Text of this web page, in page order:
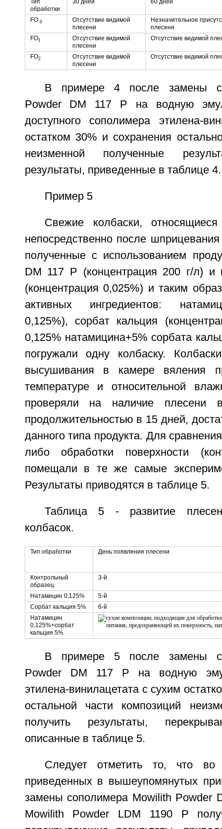
обработки
FO0
Отсутствие видимой
плесени
Незначительное
плесени
FO1
Отсутствие видимой
плесени
Отсутствие видимой
FO2
Отсутствие видимой
плесени
Отсутствие видимой
В примере 4 после замены
Powder DM 117 P на водную
доступного сополимера этилена-
остатком 30% и сохранения
неизменной полученные
результаты, приведенные в таблице 4.
Пример 5
Свежие колбаски,
непосредственно после
полученные с использованием
DM 117 P (концентрация 200 г/л) и
(концентрация 0,025%) и таким
активных ингредиентов:
0,125%), сорбат кальция
0,125% натамицина+5% сорбата
погружали одну колбаску.
высушивания в камере вяления
температуре и относительной
проверяли на наличие плесени
продолжительностью в 15 дней,
данного типа продукта. Для
либо обработки поверхности
помещали в те же самые
Результаты приводятся в таблице 5.
Таблица 5 - развитие
колбасок.
Тип обработки День появления плесени
Контрольный
образец
3-й
Натамицин 0,125%
5-й
Сорбат кальция 5%
6-й
Натамицин
0,125%+сорбат
кальция 5%
В примере 5 после замены
Powder DM 117 P на водную
этилена-винилацетата с сухим
остальной части композиций
получить результаты,
описанные в таблице 5.
Следует отметить то, что во
приведенных в вышеупомянутых
замены сополимера Mowilith Powder
Mowilith Powder LDM 1190 P